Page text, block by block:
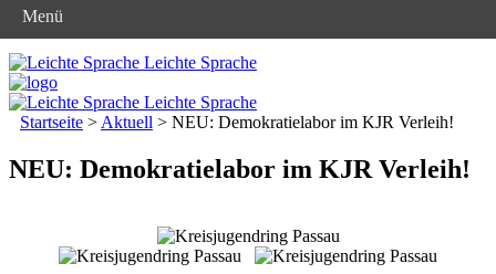
Leichte Sprache
Leichte Sprache
Startseite > Aktuell > NEU: Demokratielabor im KJR Verleih!
NEU: Demokratielabor im KJR Verleih!
Menü